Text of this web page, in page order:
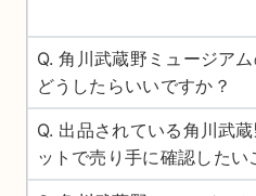
Q. 角川武蔵野ミュージア
どうしたらいいですか？
Q. 出品されている角川武
ットで売り手に確認したい